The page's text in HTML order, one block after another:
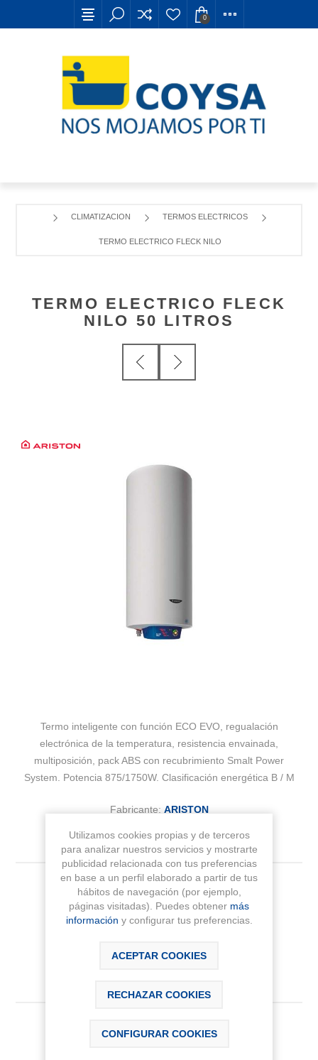
0
CLIMATIZACION TERMOS ELECTRICOS
TERMO ELECTRICO FLECK NILO 50 LITROS
TERMO ELECTRICO FLECK
NILO 50 LITROS
Termo inteligente con función ECO EVO, regualación
electrónica de la temperatura, resistencia envainada,
multiposición, pack ABS con recubrimiento Smalt Power
System. Potencia 875/1750W. Clasificación energética B / M
Fabricante: ARISTON
Sku: 3201684
Medida
510,74 € IVA Inc.
Utilizamos cookies propias y de terceros
para analizar nuestros servicios y mostrarte
publicidad relacionada con tus preferencias
en base a un perfil elaborado a partir de tus
hábitos de navegación (por ejemplo,
páginas visitadas). Puedes obtener más
información y configurar tus preferencias.
ACEPTAR COOKIES
RECHAZAR COOKIES
CONFIGURAR COOKIES